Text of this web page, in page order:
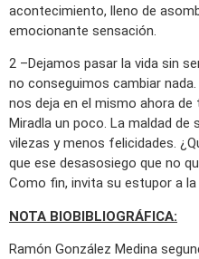
acontecimiento, lleno de
emocionante sensación.
2 –Dejamos pasar la vida sin
no conseguimos cambiar
nos deja en el mismo ahora
Miradla un poco. La maldad
vilezas y menos felicidades.
que ese desasosiego que no
Como fin, invita su estupor a la
NOTA BIOBIBLIOGRÁFICA:
Ramón González Medina